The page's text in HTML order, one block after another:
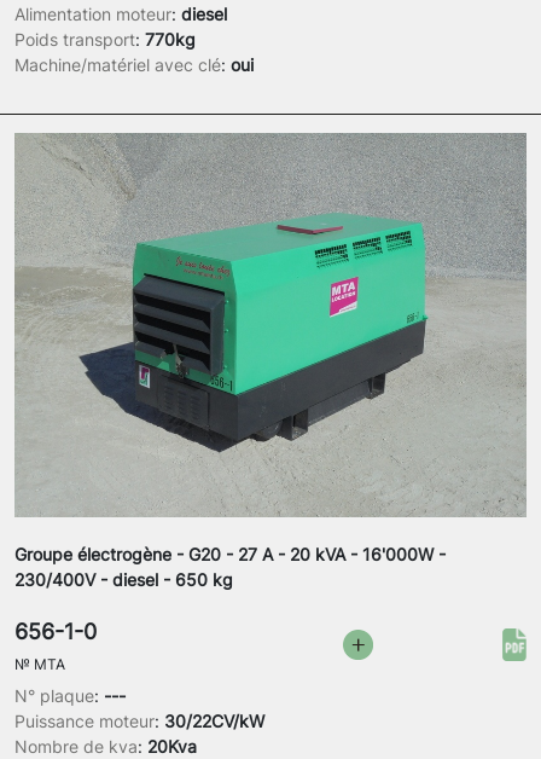
Alimentation moteur: diesel
Poids transport: 770kg
Machine/matériel avec clé: oui
Groupe électrogène - G20 - 27 A - 20 kVA - 16'000W -
230/400V - diesel - 650 kg
N° plaque: ---
Puissance moteur: 30/22CV/kW
Nombre de kva: 20Kva
656-1-0
№ MTA